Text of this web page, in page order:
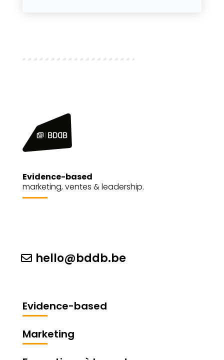
Evidence-based
marketing, ventes & leadership.
hello@bddb.be
Evidence-based
Marketing